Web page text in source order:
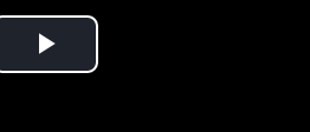
Play Video